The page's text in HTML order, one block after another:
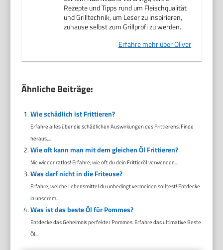
Rezepte und Tipps rund um Fleischqualität
und Grilltechnik, um Leser zu inspirieren,
zuhause selbst zum Grillprofi zu werden.
Erfahre mehr über Oliver
Ähnliche Beiträge:
Wie schädlich ist Frittieren?
Erfahre alles über die schädlichen Auswirkungen des Frittierens. Finde
heraus,...
Wie oft kann man mit dem gleichen Öl Frittieren?
Nie wieder ratlos! Erfahre, wie oft du dein Frittieröl verwenden...
Was darf nicht in die Friteuse?
Erfahre, welche Lebensmittel du unbedingt vermeiden solltest! Entdecke
in unserem...
Was ist das beste Öl für Pommes?
Entdecke das Geheimnis perfekter Pommes: Erfahre das ultimative Beste
Öl...